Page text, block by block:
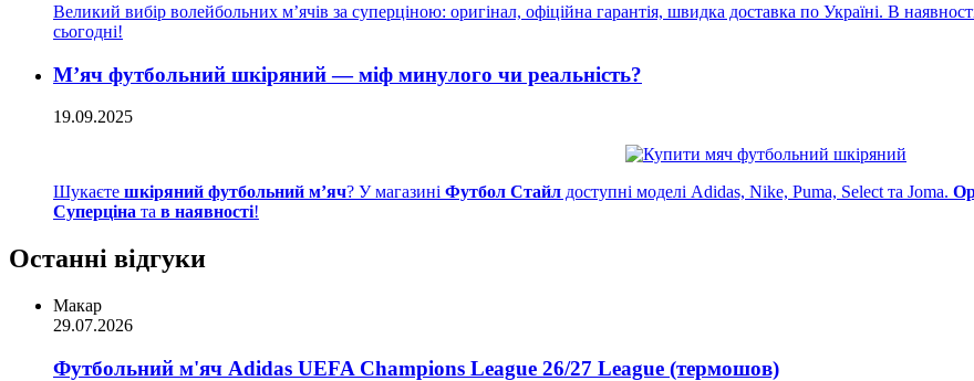
Великий вибір волейбольних м’ячів за суперціною: оригінал, офіційна гарантія, швидка доставка по Україні. В
сьогодні!
М’яч футбольний шкіряний — міф минулого чи реальність?
19.09.2025
Шукаєте шкіряний футбольний м’яч? У магазині Футбол Стайл доступні моделі Adidas, Nike, Puma, Select та Joma.
Суперціна та в наявності!
Останні відгуки
Макар
29.07.2026
Футбольний м'яч Adidas UEFA Champions League 26/27 League (термошов)